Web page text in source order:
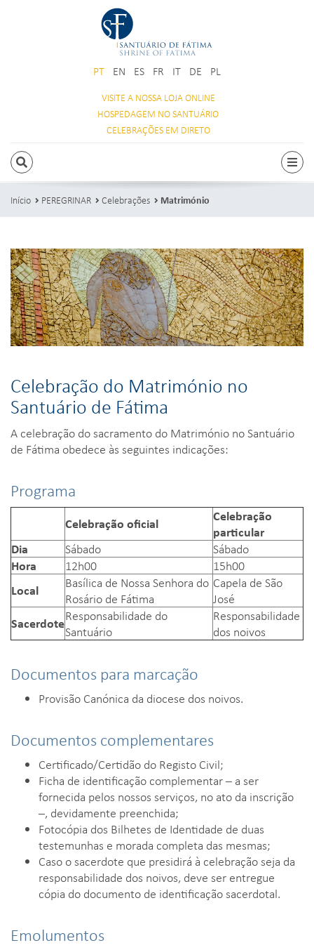
PT EN ES FR IT DE PL
VISITE A NOSSA LOJA ONLINE
HOSPEDAGEM NO SANTUÁRIO
CELEBRAÇÕES EM DIRETO
PESQUISAR
Início PEREGRINAR Celebrações Matrimónio
Celebração do Matrimónio no
Santuário de Fátima
A celebração do sacramento do Matrimónio no Santuário
de Fátima obedece às seguintes indicações:
Programa
Celebração oficial
Celebração
particular
Dia
Sábado
Sábado
Hora
12h00
15h00
Local
Basílica de Nossa Senhora do
Rosário de Fátima
Capela de São
José
SacerdoteResponsabilidade do
Santuário
Responsabilidade
dos noivos
Documentos para marcação
Provisão Canónica da diocese dos noivos.
Documentos complementares
Certificado/Certidão do Registo Civil;
Ficha de identificação complementar – a ser
fornecida pelos nossos serviços, no ato da inscrição
–, devidamente preenchida;
Fotocópia dos Bilhetes de Identidade de duas
testemunhas e morada completa das mesmas;
Caso o sacerdote que presidirá à celebração seja da
responsabilidade dos noivos, deve ser entregue
cópia do documento de identificação sacerdotal.
Emolumentos